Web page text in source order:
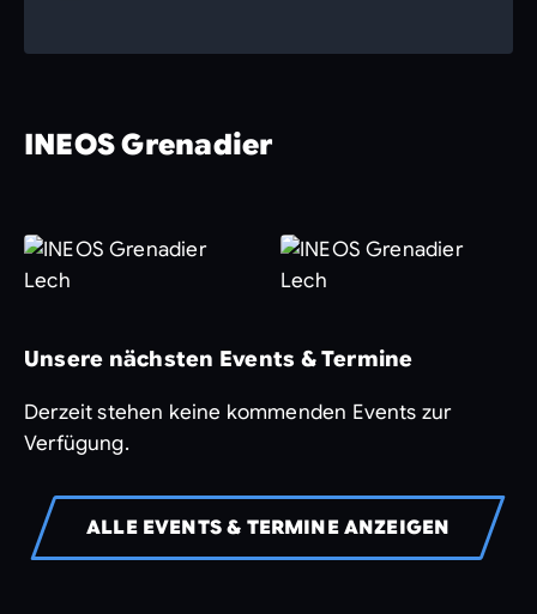
INEOS Grenadier
Unsere nächsten Events & Termine
Derzeit stehen keine kommenden Events zur
Verfügung.
ALLE EVENTS & TERMINE ANZEIGEN